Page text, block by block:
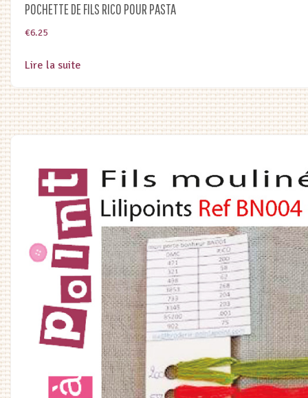
POCHETTE DE FILS RICO POUR PASTA
€6.25
Lire la suite